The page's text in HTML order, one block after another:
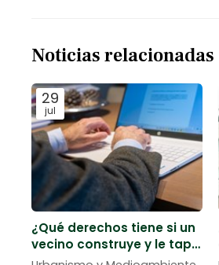
Noticias relacionadas
29
jul
¿Qué derechos tiene si un
vecino construye y le tapa
las vistas o la luz?